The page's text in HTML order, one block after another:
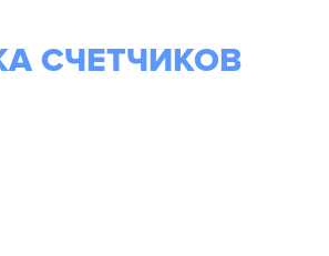
но отсутствие
в Вашу
приборы
СЧЕТЧИКОВ